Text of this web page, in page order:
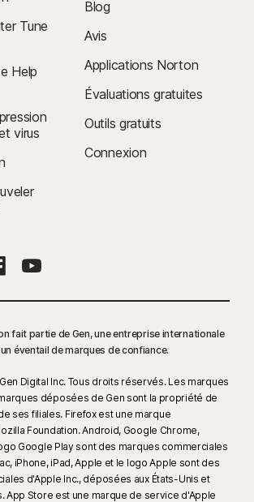
Tune
Help
virus
Blog
Avis
Applications Norton
Évaluations gratuites
Outils gratuits
Connexion
fait partie de Gen, une entreprise internationale
éventail de marques de confiance.​
Digital Inc. Tous droits réservés. Les marques
déposées de Gen sont la propriété de
ses filiales. Firefox est une marque
Foundation. Android, Google Chrome,
Google Play sont des marques commerciales
iPhone, iPad, Apple et le logo Apple sont des
d'Apple Inc., déposées aux États-Unis et
App Store est une marque de service d'Apple